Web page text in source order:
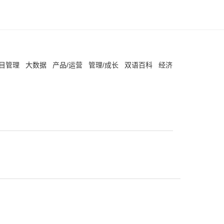
管理 大数据 产品/运营 管理/成长 双语百科 经济